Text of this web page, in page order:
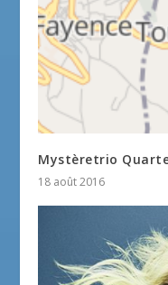
Mystèretrio
18 août 2016